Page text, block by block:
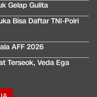
Gelap Gulita
Bisa Daftar TNI-Polri
AFF 2026
Terseok, Veda Ega